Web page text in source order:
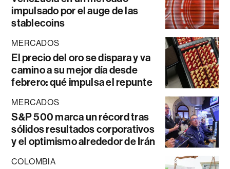
impulsado por el auge de las
stablecoins
MERCADOS
El precio del oro se dispara y va
camino a su mejor día desde
febrero: qué impulsa el repunte
MERCADOS
S&P 500 marca un récord tras
sólidos resultados corporativos
y el optimismo alrededor de Irán
COLOMBIA